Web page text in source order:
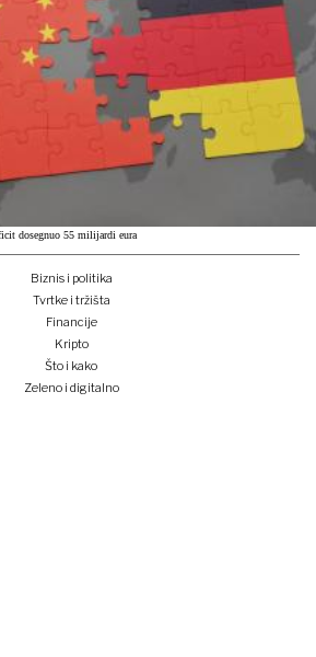
dosegnuo 55 milijardi eura
Biznis i politika
Tvrtke i tržišta
Financije
Kripto
Što i kako
Zeleno i digitalno